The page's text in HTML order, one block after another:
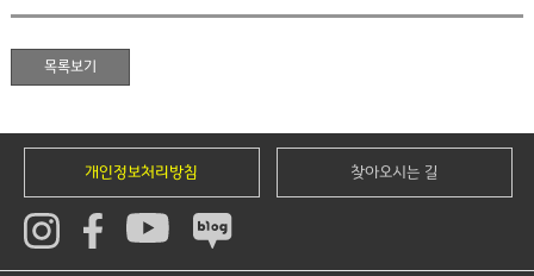
개인정보처리방침 찾아오시는 길